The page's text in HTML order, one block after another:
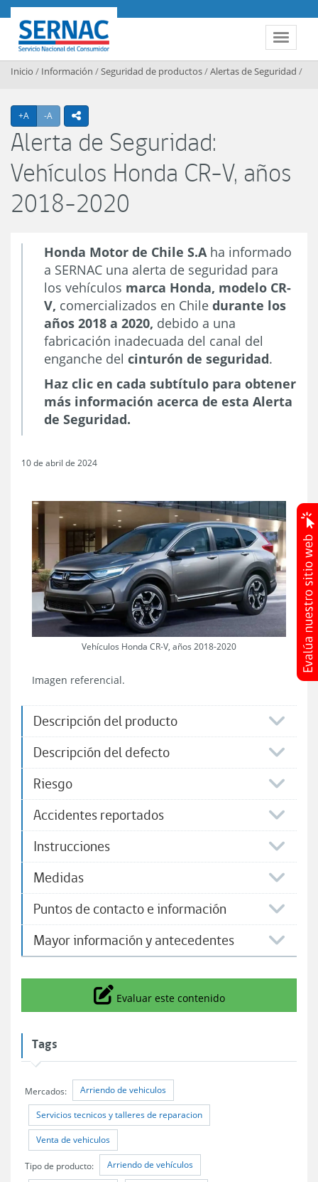
Contenido principal
Toggle
SERNAC
Inicio / Información /Seguridad de productos/Alertas de Seguridad /
+A Agrandar texto
-A Achicar textoicono compartir
Alerta de Seguridad:
Vehículos Honda CR-V, años
2018-2020
Honda Motor de Chile S.A ha informado
a SERNAC una alerta de seguridad para
los vehículos marca Honda, modelo CR-
V, comercializados en Chile durante los
años 2018 a 2020, debido a una
fabricación inadecuada del canal del
enganche del cinturón de seguridad.
Haz clic en cada subtítulo para obtener
más información acerca de esta Alerta
de Seguridad.
10 de abril de 2024
Vehículos Honda CR-V, años 2018-2020
Imagen referencial.
Descripción del producto
Descripción del defecto
Riesgo
Accidentes reportados
Instrucciones
Medidas
Puntos de contacto e información
Mayor información y antecedentes
Icono
Evaluar este contenido
Tags
Mercados: Arriendo de vehiculos
Servicios tecnicos y talleres de reparacion
Venta de vehiculos
Tipo de producto: Arriendo de vehículos